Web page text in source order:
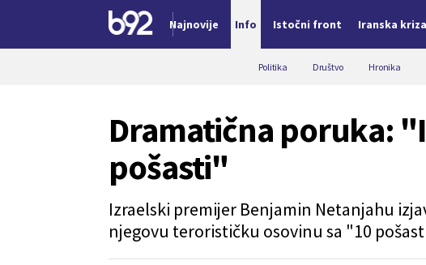
Najnovije Info Istočni front Iranska kriza
Politika Društvo Hronika
Dramatična poruka:
pošasti"
Izraelski premijer Benjamin Netanjahu
njegovu terorističku osovinu sa "10